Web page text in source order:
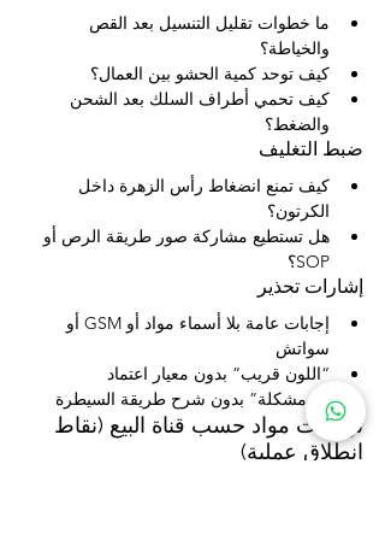
ما خطوات تقليل التنسيل بعد القص
والخياطة؟
كيف توحد كمية الحشو بين العمال؟
كيف تحمي أطراف السلك بعد الشحن
والضغط؟
ضبط التغليف
كيف تمنع انضغاط رأس الزهرة داخل
الكرتون؟
هل تستطيع مشاركة صور طريقة الرص أو
SOP؟
إشارات تحذير
إجابات عامة بلا أسماء مواد أو GSM أو
سواتش
“اللون قريب” بدون معيار اعتماد
“لا مشكلة” بدون شرح طريقة السيطرة
توصيات مواد حسب قناة البيع (نقاط
انطلاق عملية)